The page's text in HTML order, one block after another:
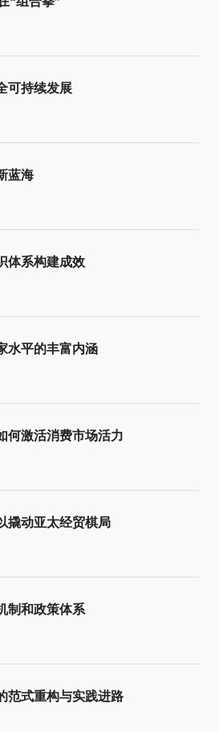
可持续发展
蓝海
体系构建成效
水平的丰富内涵
何激活消费市场活力
撬动亚太经贸棋局
制和政策体系
范式重构与实践进路